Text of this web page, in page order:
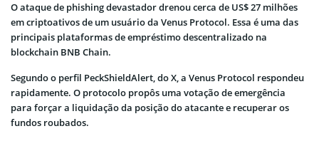
O ataque de phishing devastador drenou cerca de US$ 27 milhões
emcriptoativosde um usuário da Venus Protocol. Essa é uma das
principais plataformas de empréstimo descentralizado na
blockchain BNB Chain.
Segundo o perfil PeckShieldAlert,do X, a Venus Protocol respondeu
rapidamente. O protocolo propôs uma votação de emergência
para forçar a liquidação da posição do atacante e recuperar os
fundos roubados.